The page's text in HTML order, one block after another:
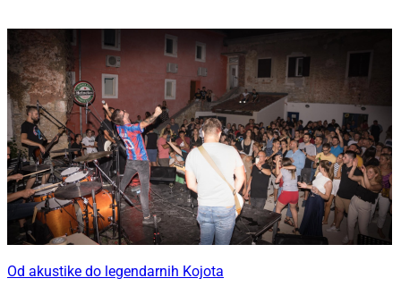
Od akustike do legendarnih Kojota